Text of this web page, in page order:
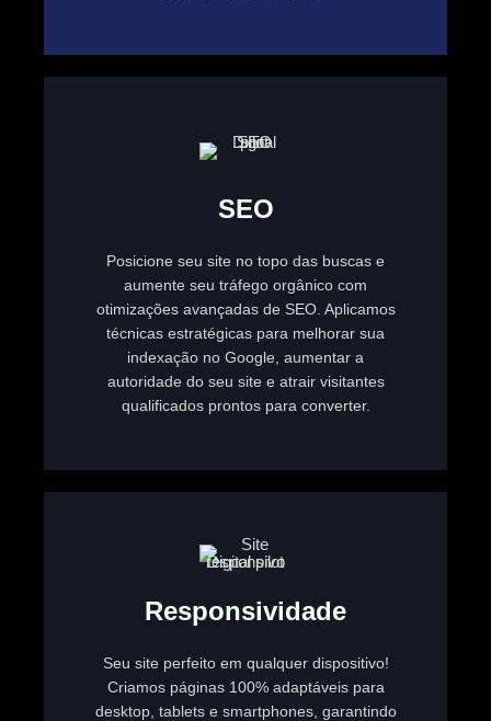
SEO
Posicione seu site no topo das buscas e
aumente seu tráfego orgânico com
otimizações avançadas de SEO. Aplicamos
técnicas estratégicas para melhorar sua
indexação no Google, aumentar a
autoridade do seu site e atrair visitantes
qualificados prontos para converter.
Responsividade
Seu site perfeito em qualquer dispositivo!
Criamos páginas 100% adaptáveis para
desktop, tablets e smartphones, garantindo